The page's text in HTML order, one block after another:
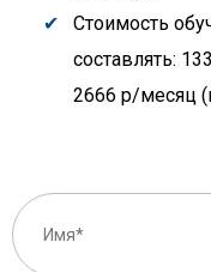
Стоимость
составлять:
2666 р/месяц